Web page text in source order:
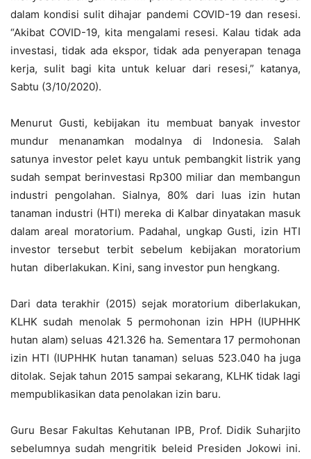
dalam kondisi sulit dihajar pandemi COVID-19 dan resesi.
“Akibat COVID-19, kita mengalami resesi. Kalau tidak ada
investasi, tidak ada ekspor, tidak ada penyerapan tenaga
kerja, sulit bagi kita untuk keluar dari resesi,” katanya,
Sabtu (3/10/2020).
Menurut Gusti, kebijakan itu membuat banyak investor
mundur menanamkan modalnya di Indonesia. Salah
satunya investor pelet kayu untuk pembangkit listrik yang
sudah sempat berinvestasi Rp300 miliar dan membangun
industri pengolahan. Sialnya, 80% dari luas izin hutan
tanaman industri (HTI) mereka di Kalbar dinyatakan masuk
dalam areal moratorium. Padahal, ungkap Gusti, izin HTI
investor tersebut terbit sebelum kebijakan moratorium
hutan diberlakukan. Kini, sang investor pun hengkang.
Dari data terakhir (2015) sejak moratorium diberlakukan,
KLHK sudah menolak 5 permohonan izin HPH (IUPHHK
hutan alam) seluas 421.326 ha. Sementara 17 permohonan
izin HTI (IUPHHK hutan tanaman) seluas 523.040 ha juga
ditolak. Sejak tahun 2015 sampai sekarang, KLHK tidak lagi
mempublikasikan data penolakan izin baru.
Guru Besar Fakultas Kehutanan IPB, Prof. Didik Suharjito
sebelumnya sudah mengritik beleid Presiden Jokowi ini.